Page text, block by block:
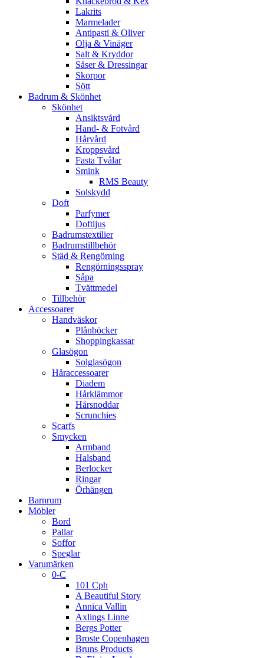
Lakrits
Marmelader
Antipasti & Oliver
Olja & Vinäger
Salt & Kryddor
Såser & Dressingar
Skorpor
Sött
Badrum & Skönhet
Skönhet
Ansiktsvård
Hand- & Fotvård
Hårvård
Kroppsvård
Fasta Tvålar
Smink
RMS Beauty
Solskydd
Doft
Parfymer
Doftljus
Badrumstextilier
Badrumstillbehör
Städ & Rengörning
Rengörningsspray
Såpa
Tvättmedel
Tillbehör
Accessoarer
Handväskor
Plånböcker
Shoppingkassar
Glasögon
Solglasögon
Håraccessoarer
Diadem
Hårklämmor
Hårsnoddar
Scrunchies
Scarfs
Smycken
Armband
Halsband
Berlocker
Ringar
Örhängen
Barnrum
Möbler
Bord
Pallar
Soffor
Speglar
Varumärken
0-C
101 Cph
A Beautiful Story
Annica Vallin
Axlings Linne
Bergs Potter
Broste Copenhagen
Bruns Products